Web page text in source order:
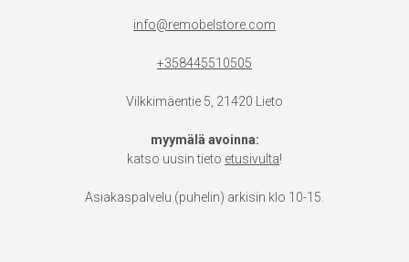
info@remobelstore.com
+358445510505
Vilkkimäentie 5, 21420 Lieto
myymälä avoinna:
katso uusin tieto etusivulta!
Asiakaspalvelu (puhelin) arkisin klo 10-15.